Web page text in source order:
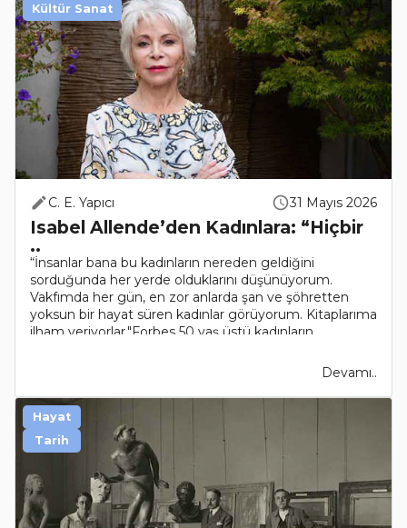
C. E. Yapıcı 31 Mayıs 2026
Isabel Allende’den Kadınlara: “Hiçbir
..
“İnsanlar bana bu kadınların nereden geldiğini
sorduğunda her yerde olduklarını düşünüyorum.
Vakfımda her gün, en zor anlarda şan ve şöhretten
yoksun bir hayat süren kadınlar görüyorum. Kitaplarıma
ilham veriyorlar."Forbes 50 yaş üstü kadınların..
Devamı..
Kültür Sanat
Hayat
Tarih